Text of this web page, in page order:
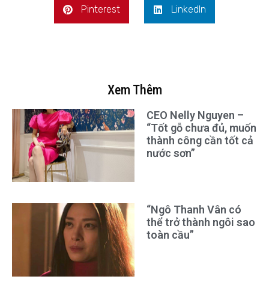
Pinterest LinkedIn
Xem Thêm
CEO Nelly Nguyen –
“Tốt gỗ chưa đủ, muốn
thành công cần tốt cả
nước sơn”
“Ngô Thanh Vân có
thể trở thành ngôi sao
toàn cầu”